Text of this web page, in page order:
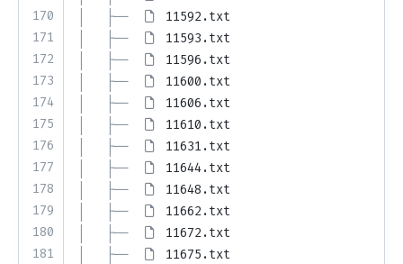
170
171
172
173
174
175
176
177
178
179
180
181
│   ├──
11592.txt
│   ├──
11593.txt
│   ├──
11596.txt
│   ├──
11600.txt
│   ├──
11606.txt
│   ├──
11610.txt
│   ├──
11631.txt
│   ├──
11644.txt
│   ├──
11648.txt
│   ├──
11662.txt
│   ├──
11672.txt
│   ├──
11675.txt